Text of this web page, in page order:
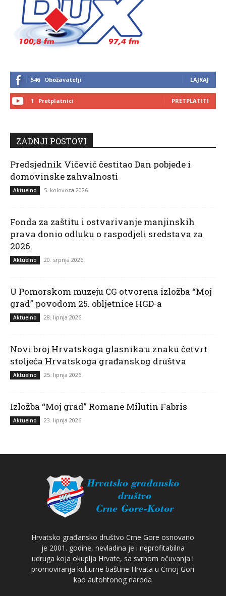
546 Obožavatelji LAJKAJ
1 Pretplatnici PRETPLATITI
ZADNJI POSTOVI
Predsjednik Vičević čestitao Dan pobjede i
domovinske zahvalnosti
Aktuelno 5. kolovoza 2026.
Fonda za zaštitu i ostvarivanje manjinskih
prava donio odluku o raspodjeli sredstava za
2026.
Aktuelno 20. srpnja 2026.
U Pomorskom muzeju CG otvorena izložba “Moj
grad” povodom 25. obljetnice HGD-a
Aktuelno 28. lipnja 2026.
Novi broj Hrvatskoga glasnika:u znaku četvrt
stoljeća Hrvatskoga građanskog društva
Aktuelno 25. lipnja 2026.
Izložba “Moj grad” Romane Milutin Fabris
Aktuelno 23. lipnja 2026.
Hrvatsko građansko društvo Crne Gore osnovano
je 2001. godine, nevladina je i neprofitabilna
udruga koja okuplja Hrvate, sa svrhom očuvanja i
promoviranja kulturne baštine Hrvata u Crnoj Gori
kao autohtonog naroda